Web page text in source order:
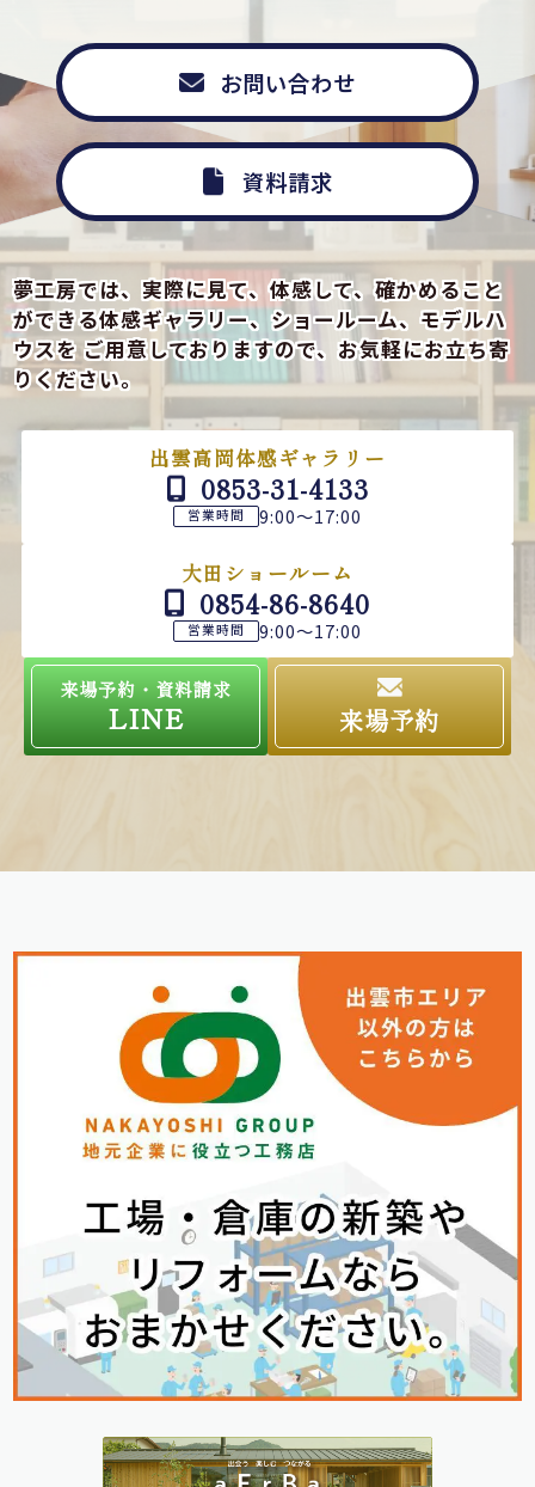
お問い合わせ
資料請求
夢工房では、実際に見て、体感して、確かめること
ができる体感ギャラリー、ショールーム、モデルハ
ウスをご用意しておりますので、お気軽にお立ち寄
りください。
出雲高岡体感ギャラリー
0853-31-4133
営業時間 9:00～17:00
大田ショールーム
0854-86-8640
営業時間 9:00～17:00
来場予約・資料請求
LINE 来場予約